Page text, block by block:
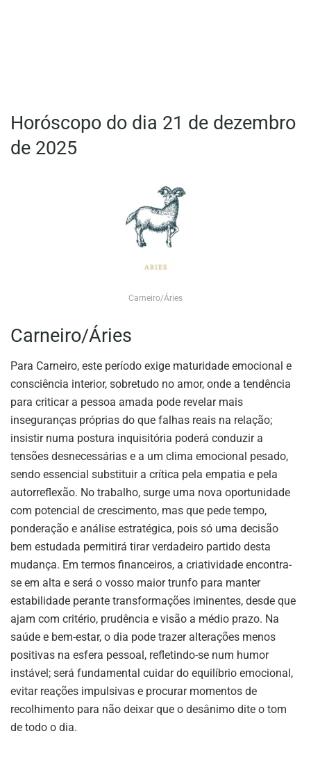
Horóscopo do dia 21 de dezembro
de 2025
Carneiro/Áries
Carneiro/Áries
Para Carneiro, este período exige maturidade emocional e
consciência interior, sobretudo no amor, onde a tendência
para criticar a pessoa amada pode revelar mais
inseguranças próprias do que falhas reais na relação;
insistir numa postura inquisitória poderá conduzir a
tensões desnecessárias e a um clima emocional pesado,
sendo essencial substituir a crítica pela empatia e pela
autorreflexão. No trabalho, surge uma nova oportunidade
com potencial de crescimento, mas que pede tempo,
ponderação e análise estratégica, pois só uma decisão
bem estudada permitirá tirar verdadeiro partido desta
mudança. Em termos financeiros, a criatividade encontra-
se em alta e será o vosso maior trunfo para manter
estabilidade perante transformações iminentes, desde que
ajam com critério, prudência e visão a médio prazo. Na
saúde e bem-estar, o dia pode trazer alterações menos
positivas na esfera pessoal, refletindo-se num humor
instável; será fundamental cuidar do equilíbrio emocional,
evitar reações impulsivas e procurar momentos de
recolhimento para não deixar que o desânimo dite o tom
de todo o dia.